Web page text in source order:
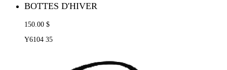
BOTTES D'HIVER
150.00 $
Y6104 35